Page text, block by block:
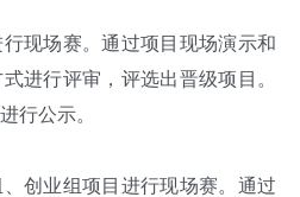
场赛。通过项目现场演示和
进行评审，评选出晋级项目。
行公示。
业组项目进行现场赛。通过